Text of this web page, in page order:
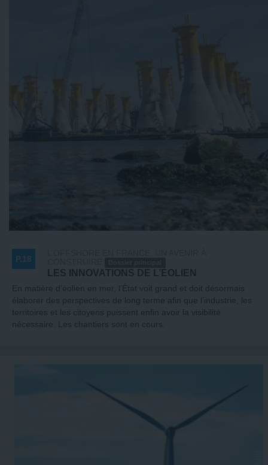
P.18
LES INNOVATIONS DE L’ÉOLIEN
En matière d’éolien en mer, l’État voit grand et doit désormais
élaborer des perspectives de long terme afin que l’industrie, les
territoires et les citoyens puissent enfin avoir la visibilité
nécessaire. Les chantiers sont en cours.